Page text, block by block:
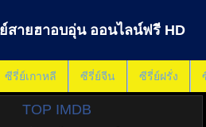
สายฮาอบอุ่น ออนไลน์ฟรี HD
ซีรี่ย์เกาหลี ซีรี่ย์จีน ซีรี่ย์ฝรั่ง
TOP IMDB